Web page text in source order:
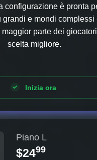
configurazione è pronta
grandi e mondi complessi
maggior parte dei
scelta migliore.
Inizia ora
Piano L
$2499